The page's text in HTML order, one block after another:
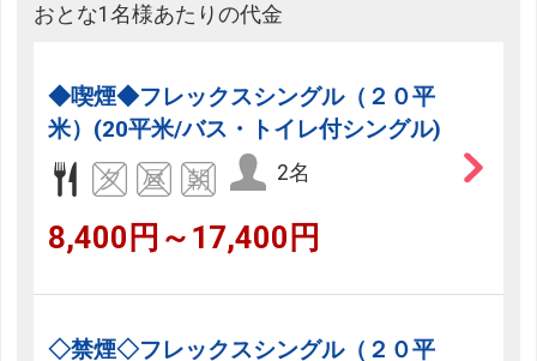
おとな1名様あたりの代金
◆喫煙◆フレックスシングル（２０平
米）(20平米/バス・トイレ付シングル)
2名
8,400円～17,400円
◇禁煙◇フレックスシングル（２０平